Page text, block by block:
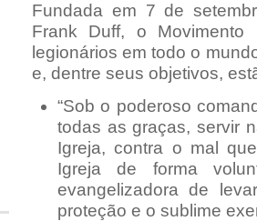
Fundada em 7 de
Frank Duff, o
legionários em todo o
e, dentre seus objetivos,
“Sob o poderoso
todas as graças, servir
Igreja, contra o mal
Igreja de forma
evangelizadora de
proteção e o sublime